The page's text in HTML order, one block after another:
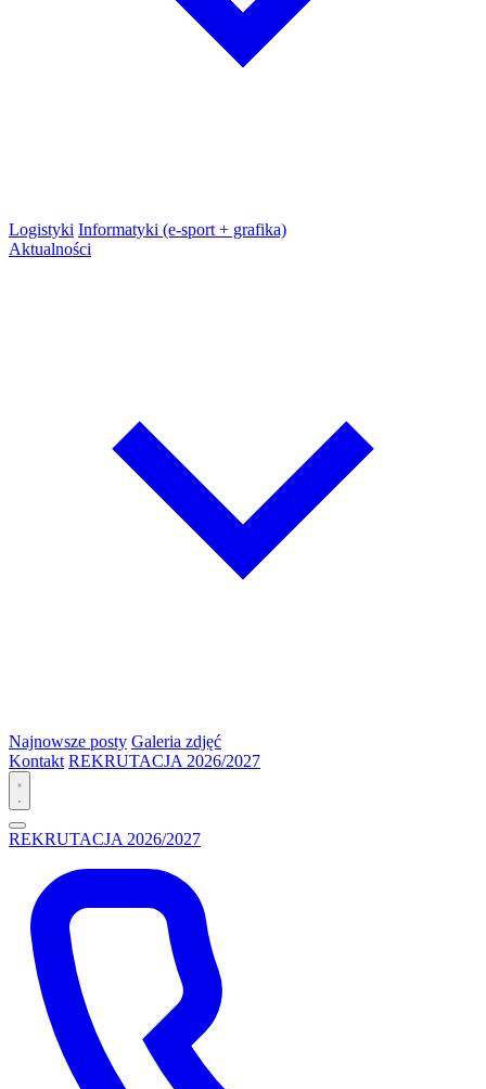
Logistyki Informatyki (e-sport + grafika)
Aktualności
Najnowsze posty Galeria zdjęć
Kontakt REKRUTACJA 2026/2027
REKRUTACJA 2026/2027